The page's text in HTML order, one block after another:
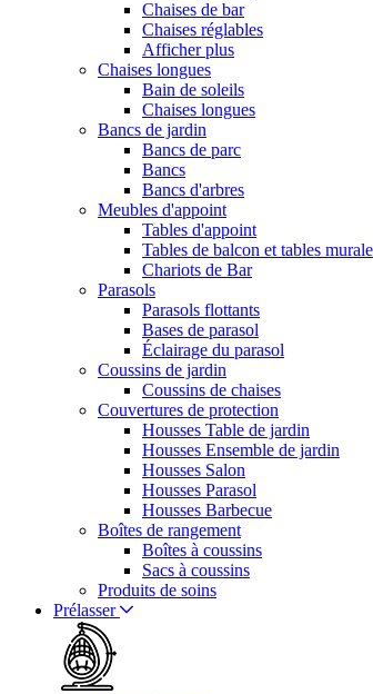
Chaises de bar
Chaises réglables
Afficher plus
Chaises longues
Bain de soleils
Chaises longues
Bancs de jardin
Bancs de parc
Bancs
Bancs d'arbres
Meubles d'appoint
Tables d'appoint
Tables de balcon et tables
Chariots de Bar
Parasols
Parasols flottants
Bases de parasol
Éclairage du parasol
Coussins de jardin
Coussins de chaises
Couvertures de protection
Housses Table de jardin
Housses Ensemble de jardin
Housses Salon
Housses Parasol
Housses Barbecue
Boîtes de rangement
Boîtes à coussins
Sacs à coussins
Produits de soins
Prélasser